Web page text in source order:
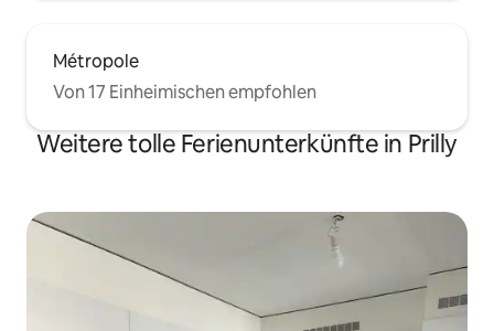
Métropole
Von 17 Einheimischen empfohlen
Weitere tolle Ferienunterkünfte in Prilly